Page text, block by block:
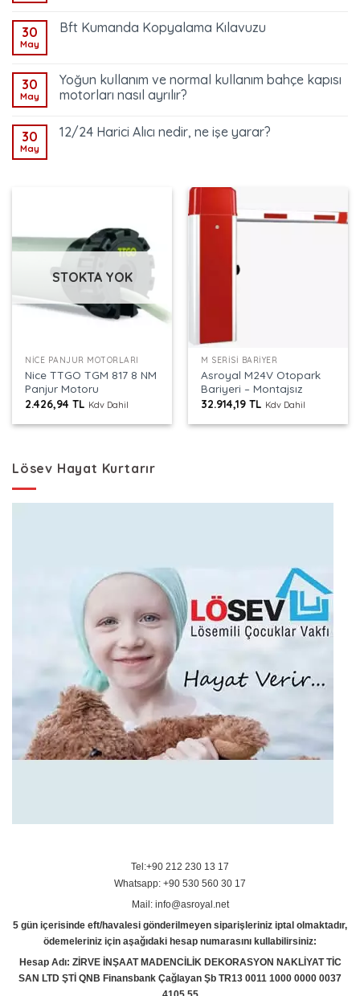
30
May
Bft Kumanda Kopyalama Kılavuzu
30
May
Yoğun kullanım ve normal kullanım bahçe kapısı
motorları nasıl ayrılır?
30
May
12/24 Harici Alıcı nedir, ne işe yarar?
STOKTA YOK
NICE PANJUR MOTORLARI
Nice TTGO TGM 817 8 NM
Panjur Motoru
2.426,94TL Kdv Dahil
M SERISI BARIYER
Asroyal M24V Otopark
Bariyeri – Montajsız
32.914,19TL Kdv Dahil
Lösev Hayat Kurtarır
Tel:+90 212 230 13 17
Whatsapp: +90 530 560 30 17
Mail: info@asroyal.net
5 gün içerisinde eft/havalesi gönderilmeyen siparişleriniz iptal olmaktadır,
ödemeleriniz için aşağıdaki hesap numarasını kullabilirsiniz:
Hesap Adı: ZİRVE İNŞAAT MADENCİLİK DEKORASYON NAKLİYAT TİC
SAN LTD ŞTİ QNB Finansbank Çağlayan Şb TR13 0011 1000 0000 0037